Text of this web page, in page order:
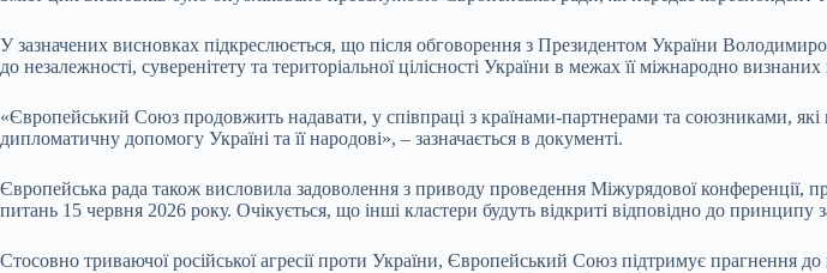
У зазначених висновках підкреслюється, що після обговорення з Президентом України
до незалежності, суверенітету та територіальної цілісності України в межах її міжнародно визнаних
«Європейський Союз продовжить надавати, у співпраці з країнами-партнерами та союзниками, які
дипломатичну допомогу Україні та її народові», – зазначається в документі.
Європейська рада також висловила задоволення з приводу проведення Міжурядової конференції,
питань 15 червня 2026 року. Очікується, що інші кластери будуть відкриті відповідно до принципу
Стосовно триваючої російської агресії проти України, Європейський Союз підтримує прагнення